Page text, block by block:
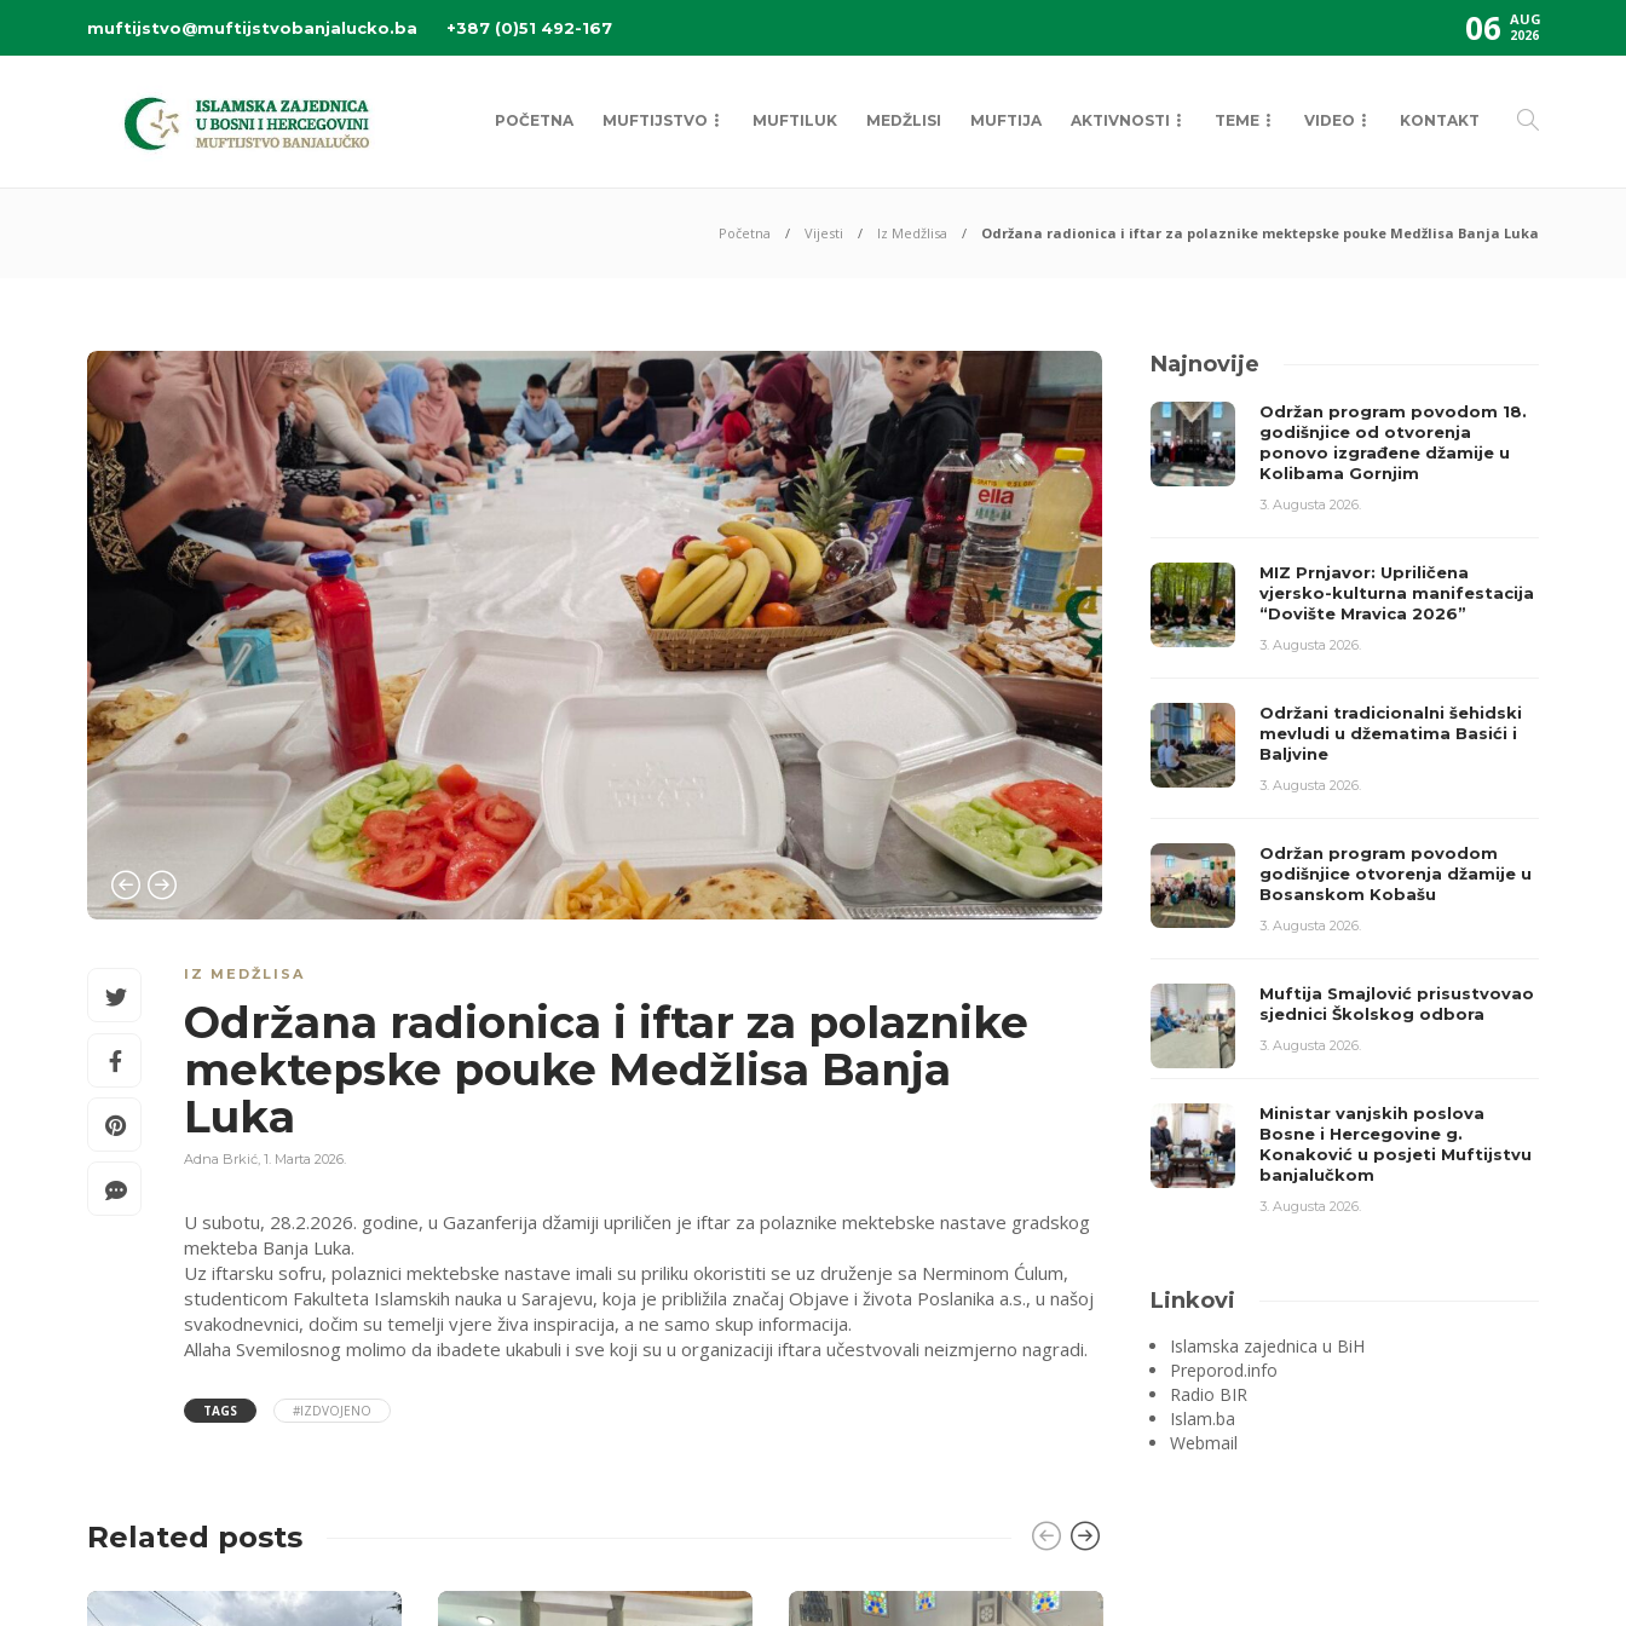
muftijstvo@muftijstvobanjalucko.ba +387 (0)51 492-167 06 AUG
2026
POČETNA MUFTIJSTVO MUFTILUK MEDŽLISI MUFTIJA AKTIVNOSTI TEME VIDEO KONTAKT
Početna Vijesti Iz Medžlisa Održana radionica i iftar za polaznike mektepske pouke Medžlisa Banja Luka
IZ MEDŽLISA
Održana radionica i iftar za polaznike
mektepske pouke Medžlisa Banja
Luka
Adna Brkić, 1. Marta 2026.
U subotu, 28.2.2026. godine, u Gazanferija džamiji upriličen je iftar za polaznike mektebske nastave gradskog
mekteba Banja Luka.
Uz iftarsku sofru, polaznici mektebske nastave imali su priliku okoristiti se uz druženje sa Nerminom Ćulum,
studenticom Fakulteta Islamskih nauka u Sarajevu, koja je približila značaj Objave i života Poslanika a.s., u našoj
svakodnevnici, dočim su temelji vjere živa inspiracija, a ne samo skup informacija.
Allaha Svemilosnog molimo da ibadete ukabuli i sve koji su u organizaciji iftara učestvovali neizmjerno nagradi.
TAGS #IZDVOJENO
Related posts
Najnovije
Održan program povodom 18.
godišnjice od otvorenja
ponovo izgrađene džamije u
Kolibama Gornjim
3. Augusta 2026.
MIZ Prnjavor: Upriličena
vjersko-kulturna manifestacija
“Dovište Mravica 2026”
3. Augusta 2026.
Održani tradicionalni šehidski
mevludi u džematima Basići i
Baljvine
3. Augusta 2026.
Održan program povodom
godišnjice otvorenja džamije u
Bosanskom Kobašu
3. Augusta 2026.
Muftija Smajlović prisustvovao
sjednici Školskog odbora
3. Augusta 2026.
Ministar vanjskih poslova
Bosne i Hercegovine g.
Konaković u posjeti Muftijstvu
banjalučkom
3. Augusta 2026.
Linkovi
Islamska zajednica u BiH
Preporod.info
Radio BIR
Islam.ba
Webmail